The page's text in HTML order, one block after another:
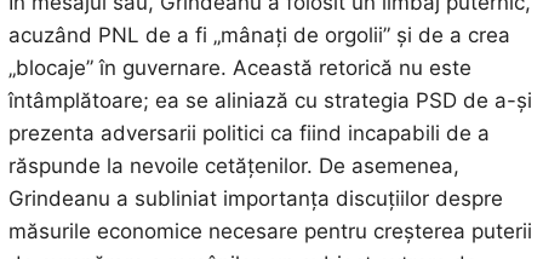
acuzând PNL de a fi „mânați de orgolii” și de a crea
„blocaje” în guvernare. Această retorică nu este
întâmplătoare; ea se aliniază cu strategia PSD de a-și
prezenta adversarii politici ca fiind incapabili de a
răspunde la nevoile cetățenilor. De asemenea,
Grindeanu a subliniat importanța discuțiilor despre
măsurile economice necesare pentru creșterea puterii